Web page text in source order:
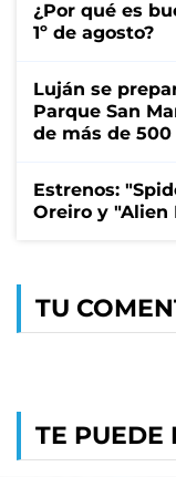
¿Por qué es
1º de agosto?
Luján se
Parque San
de más de 500
Estrenos:
Oreiro y "Alien
TU
TE PUEDE